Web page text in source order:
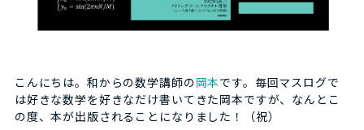
こんにちは。和からの数学講師の岡本です。毎回マスログで
は好きな数学を好きなだけ書いてきた岡本ですが、なんとこ
の度、本が出版されることになりました！（祝）